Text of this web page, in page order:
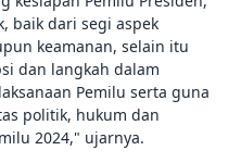
baik dari segi aspek
keamanan, selain itu
dan langkah dalam
Pemilu serta guna
politik, hukum dan
2024," ujarnya.